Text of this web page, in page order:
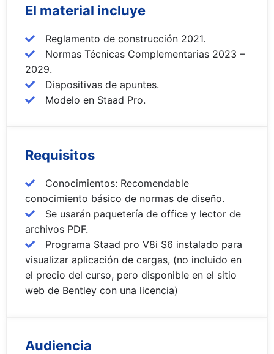
El material incluye
Reglamento de construcción 2021.
Normas Técnicas Complementarias 2023 –
2029.
Diapositivas de apuntes.
Modelo en Staad Pro.
Requisitos
Conocimientos: Recomendable
conocimiento básico de normas de diseño.
Se usarán paquetería de office y lector de
archivos PDF.
Programa Staad pro V8i S6 instalado para
visualizar aplicación de cargas, (no incluido en
el precio del curso, pero disponible en el sitio
web de Bentley con una licencia)
Audiencia